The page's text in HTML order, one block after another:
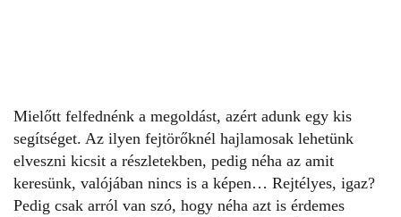
Mielőtt felfednénk a megoldást, azért adunk egy kis
segítséget. Az ilyen fejtörőknél hajlamosak lehetünk
elveszni kicsit a részletekben, pedig néha az amit
keresünk, valójában nincs is a képen… Rejtélyes, igaz?
Pedig csak arról van szó, hogy néha azt is érdemes